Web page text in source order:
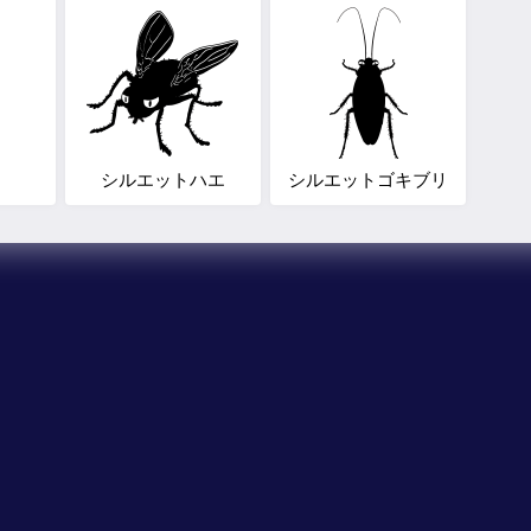
シルエットハエ シルエットゴキブリ